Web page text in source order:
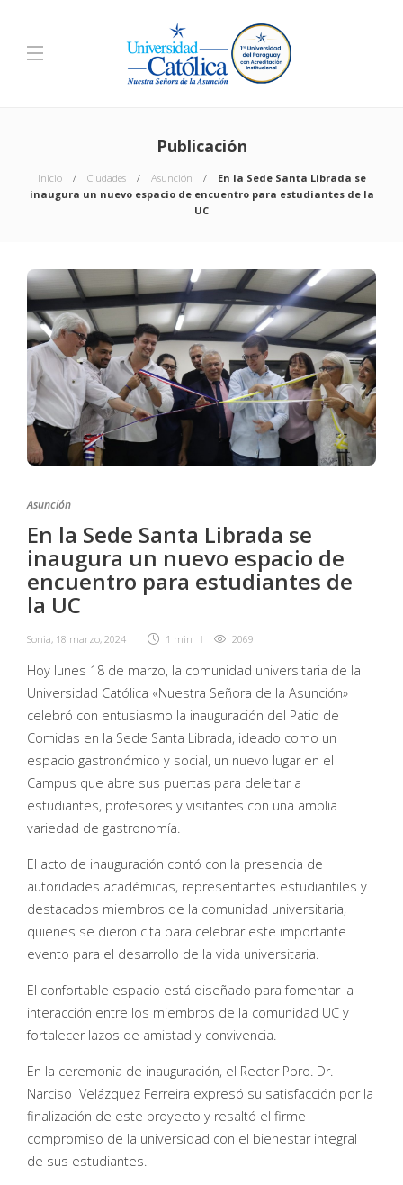
Publicación
Inicio Ciudades Asunción
En la Sede Santa Librada se
inaugura un nuevo espacio de encuentro para estudiantes de la
UC
Asunción
En la Sede Santa Librada se
inaugura un nuevo espacio de
encuentro para estudiantes de
la UC
Sonia, 18 marzo, 2024 1 min 2069
Hoy lunes 18 de marzo, la comunidad universitaria de la
Universidad Católica «Nuestra Señora de la Asunción»
celebró con entusiasmo la inauguración del Patio de
Comidas en la Sede Santa Librada, ideado como un
espacio gastronómico y social, un nuevo lugar en el
Campus que abre sus puertas para deleitar a
estudiantes, profesores y visitantes con una amplia
variedad de gastronomía.
El acto de inauguración contó con la presencia de
autoridades académicas, representantes estudiantiles y
destacados miembros de la comunidad universitaria,
quienes se dieron cita para celebrar este importante
evento para el desarrollo de la vida universitaria.
El confortable espacio está diseñado para fomentar la
interacción entre los miembros de la comunidad UC y
fortalecer lazos de amistad y convivencia.
En la ceremonia de inauguración, el Rector Pbro. Dr.
Narciso Velázquez Ferreira expresó su satisfacción por la
finalización de este proyecto y resaltó el firme
compromiso de la universidad con el bienestar integral
de sus estudiantes.